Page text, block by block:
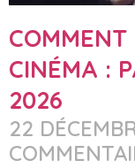
CINÉMA :
2026
22